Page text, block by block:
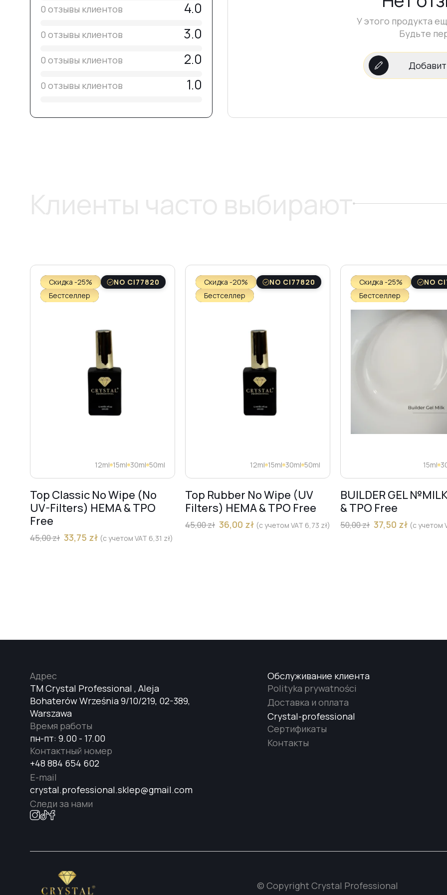
0 отзывы клиентов 4.0
0 отзывы клиентов 3.0
0 отзывы клиентов 2.0
0 отзывы клиентов 1.0
У этого продукта
Будьте
Скидка -25%
NO CI77820
Бестселлер
12ml 15ml 30ml 50ml
Top Classic No Wipe (No
UV-Filters) HEMA & TPO
Free
45,00zł 33,75 zł (с учетом VAT 6,31 zł)
Скидка -20%
NO CI77820
Бестселлер
12ml 15ml 30ml 50ml
Top Rubber No Wipe (UV
Filters) HEMA & TPO Free
45,00zł 36,00 zł (с учетом VAT 6,73 zł)
Скидка -25%
NO
Бестселлер
15ml
BUILDER GEL
& TPO Free
50,00zł 37,50 zł (с учетом
TM Crystal Professional , Aleja
Bohaterów Września 9/10/219, 02-389,
Warszawa
Адрес
пн-пт: 9.00 - 17.00
Время работы
+48 884 654 602
Контактный номер
crystal.professional.sklep@gmail.com
E-mail
Следи за нами
Обслуживание клиента
Polityka prywatności
Доставка и оплата
Crystal-professional
Сертификаты
Контакты
© Copyright Crystal Professional